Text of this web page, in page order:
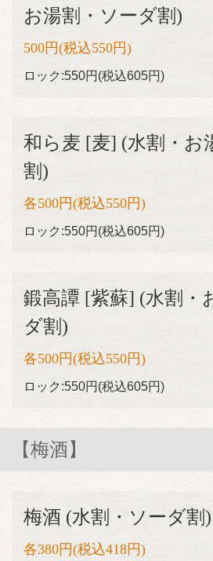
お湯割・ソーダ割)
500円(税込550円)
ロック:550円(税込605円)
和ら麦 [麦] (水割・お
割)
各500円(税込550円)
ロック:550円(税込605円)
鍛高譚 [紫蘇] (水割・
ダ割)
各500円(税込550円)
ロック:550円(税込605円)
【梅酒】
梅酒 (水割・ソーダ割)
各380円(税込418円)